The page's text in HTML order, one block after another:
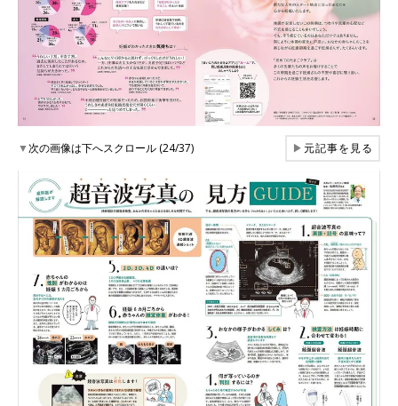
▼次の画像は下へスクロール (24/37) ▶元記事を見る